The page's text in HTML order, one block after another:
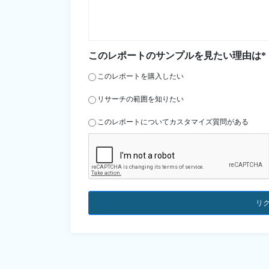
このレポートのサンプルを見たい理由は*
このレポートを購入したい
リサーチの範囲を知りたい
このレポートについてカスタマイズ質問がある
リ